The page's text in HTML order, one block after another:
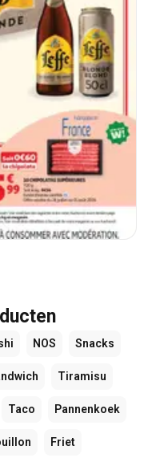
NOS Snacks
Tiramisu
Taco Pannenkoek
Friet